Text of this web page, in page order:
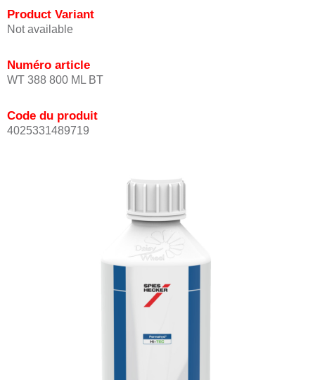
Product Variant
Not available
Numéro article
WT 388 800 ML BT
Code du produit
4025331489719